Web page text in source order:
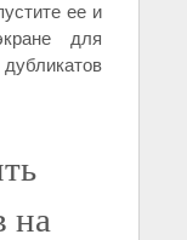
ее и
для
на